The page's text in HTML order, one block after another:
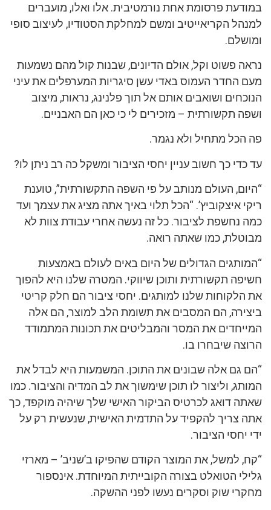
במודעת פרסומת אחת נורמטיבית. אלו ואלו, מועברים
למנהל הקריאייטיב ומשם למחלקת הסטודיו, לעיצוב סופי
ומושלם.
נראה פשוט וקל, אולם הדיונים, שבנות קול מהם נשמעות
מעם החדר העמוס באדי עשן סיגריות המערפלים את עיני
הנוכחים ושואבים אותם אל תוך פלנינג, נראות, מיצוב
ושפה תקשורתית – מזכירים לי כי כאן הם האבניים.
פה הכל מתחיל ולא נגמר.
עד כדי כך חשוב עניין יחסי הציבור ומשקל כה רב ניתן לו?
“היום, העולם מנותב על פי השפה התקשורתית”, טוענת
ריקי איצקוביץ’. “הכל תלוי באיך אתה מציג את עצמך ועד
כמה נחשפת לציבור. כל זה נעשה אחרי עבודת צוות לא
מבוטלת, כמו שאתה רואה.
“המותגים הגדולים של היום באים לעולם באמצעות
חשיפה תקשורתית ותוכן שיווקי. המטרה שלנו היא להפוך
את הלקוחות שלנו למותגים. יחסי ציבור הם חלק קריטי
ביצירה, הם המסבים את תשומת הלב למוצר, הם אלה
המייחדים את המסר והמבליטים את תכונות המתמודד
הרוצה שיבחרו בו.
“הם גם אלה שבונים את התוכן. המשמעות היא לבדל את
המותג, וליצור לו תוכן שימשוך את לב המדיה והציבור. כמו
שאתה דואג לכרטיס הביקור האישי שלך שיהיה מוקפד, כך
אתה צריך להקפיד על התדמית האישית, שנעשית רק על
ידי יחסי הציבור.
“קח, למשל, את המוצר הקודם שהפיקו ב’שניב’ – מארזי
גלילי הטואלט בצורה הקובייתית המיוחדת. אינספור
מחקרי שוק וסקרים נעשו לפני ההשקה.